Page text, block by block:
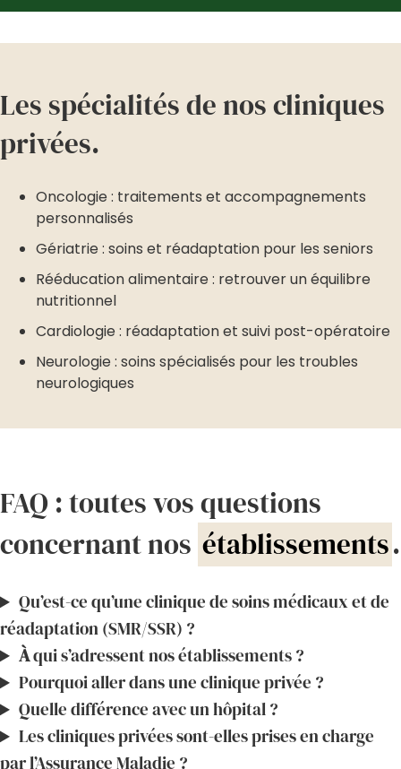
Les spécialités de nos cliniques
privées.
Oncologie : traitements et accompagnements
personnalisés
Gériatrie : soins et réadaptation pour les seniors
Rééducation alimentaire : retrouver un équilibre
nutritionnel
Cardiologie : réadaptation et suivi post-opératoire
Neurologie : soins spécialisés pour les troubles
neurologiques
FAQ : toutes vos questions
concernant nos établissements.
Qu’est-ce qu’une clinique de soins médicaux et de
réadaptation (SMR/SSR) ?
Àqui s’adressent nos établissements ?
Pourquoi aller dans une clinique privée ?
Quelle différence avec un hôpital ?
Les cliniques privées sont-elles prises en charge
par l’Assurance Maladie ?